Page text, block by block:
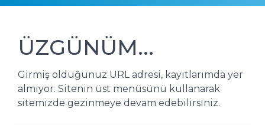
ÜZGÜNÜM...
Girmiş olduğunuz URL adresi, kayıtlarımda yer
almıyor. Sitenin üst menüsünü kullanarak
sitemizde gezinmeye devam edebilirsiniz.